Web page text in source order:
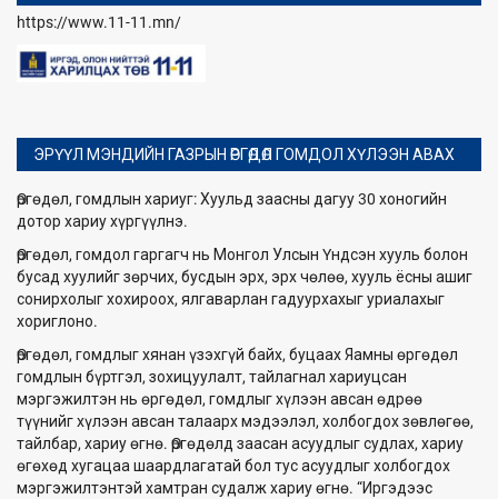
https://www.11-11.mn/
ЭРҮҮЛ МЭНДИЙН ГАЗРЫН ӨРГӨДӨЛ ГОМДОЛ ХҮЛЭЭН АВАХ
Өргөдөл, гомдлын хариуг: Хуульд заасны дагуу 30 хоногийн
дотор хариу хүргүүлнэ.
Өргөдөл, гомдол гаргагч нь Монгол Улсын Үндсэн хууль болон
бусад хуулийг зөрчих, бусдын эрх, эрх чөлөө, хууль ёсны ашиг
сонирхолыг хохироох, ялгаварлан гадуурхахыг уриалахыг
хориглоно.
Өргөдөл, гомдлыг хянан үзэхгүй байх, буцаах Яамны өргөдөл
гомдлын бүртгэл, зохицуулалт, тайлагнал хариуцсан
мэргэжилтэн нь өргөдөл, гомдлыг хүлээн авсан өдрөө
түүнийг хүлээн авсан талаарх мэдээлэл, холбогдох зөвлөгөө,
тайлбар, хариу өгнө. Өргөдөлд заасан асуудлыг судлах, хариу
өгөхөд хугацаа шаардлагатай бол тус асуудлыг холбогдох
мэргэжилтэнтэй хамтран судалж хариу өгнө. “Иргэдээс